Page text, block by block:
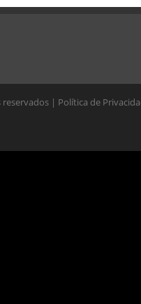
| Política de